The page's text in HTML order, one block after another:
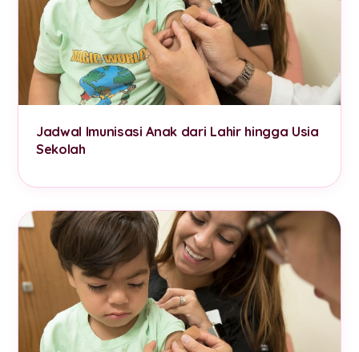
Jadwal Imunisasi Anak dari Lahir hingga Usia
Sekolah